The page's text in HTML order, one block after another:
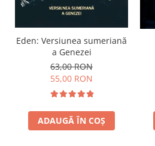
Eden: Versiunea sumeriană
a Genezei
63,00 RON
55,00 RON
ADAUGĂ ÎN COȘ